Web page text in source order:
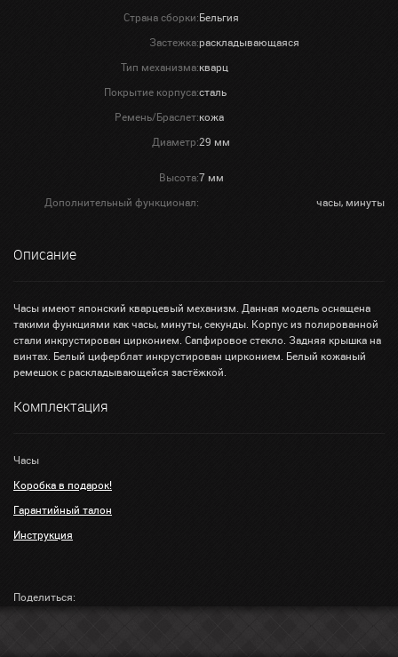
Страна сборки:Бельгия
Застежка:раскладывающаяся
Тип механизма:кварц
Покрытие корпуса:сталь
Ремень/Браслет:кожа
Диаметр:29 мм
Высота:7 мм
Дополнительный функционал:
часы, минуты
Описание
Часы имеют японский кварцевый механизм. Данная модель оснащена
такими функциями как часы, минуты, секунды. Корпус из полированной
стали инкрустирован цирконием. Сапфировое стекло. Задняя крышка на
винтах. Белый циферблат инкрустирован цирконием. Белый кожаный
ремешок с раскладывающейся застёжкой.
Комплектация
Часы
Коробка в подарок!
Гарантийный талон
Инструкция
Поделиться: